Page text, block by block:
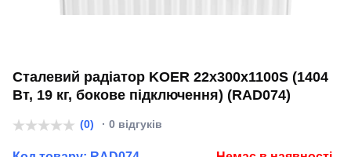
Сталевий радіатор KOER 22x300x1100S (1404
Вт, 19 кг, бокове підключення) (RAD074)
(0) · 0 відгуків